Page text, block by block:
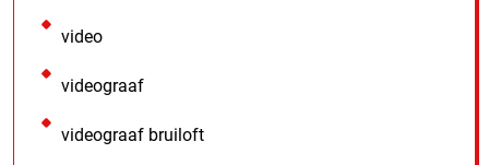
video
videograaf
videograaf bruiloft